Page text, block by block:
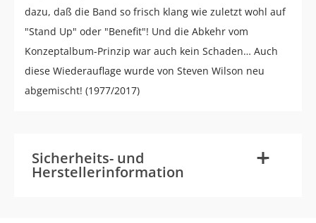
dazu, daß die Band so frisch klang wie zuletzt wohl auf
"Stand Up" oder "Benefit"! Und die Abkehr vom
Konzeptalbum-Prinzip war auch kein Schaden… Auch
diese Wiederauflage wurde von Steven Wilson neu
abgemischt! (1977/2017)
Sicherheits- und
Herstellerinformation +
-